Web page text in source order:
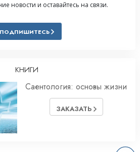
новости и оставайтесь на связи.
ПОДПИШИТЕСЬ
КНИГИ
Саентология: основы жизни
ЗАКАЗАТЬ